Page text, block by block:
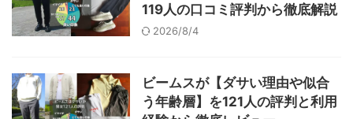
119人の口コミ評判から徹底解説
2026/8/4
ビームスが【ダサい理由や似合
う年齢層】を121人の評判と利用